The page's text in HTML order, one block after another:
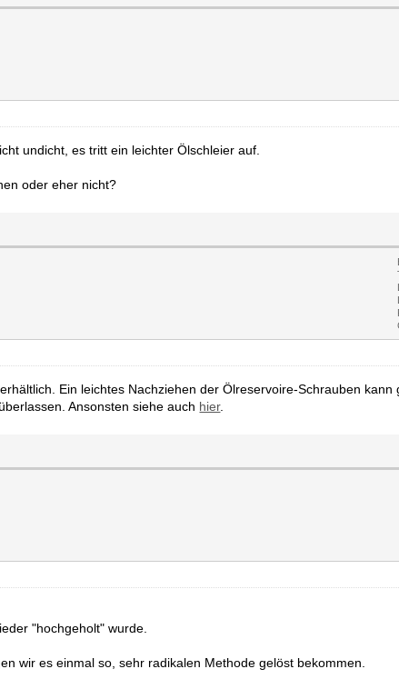
undicht, es tritt ein leichter Ölschleier auf.
oder eher nicht?
Ein leichtes Nachziehen der Ölreservoire-Schrauben
Ansonsten siehe auch hier.
"hochgeholt" wurde.
wir es einmal so, sehr radikalen Methode gelöst bekommen.